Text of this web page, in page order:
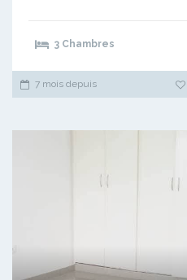
3 Chambres
7 mois depuis